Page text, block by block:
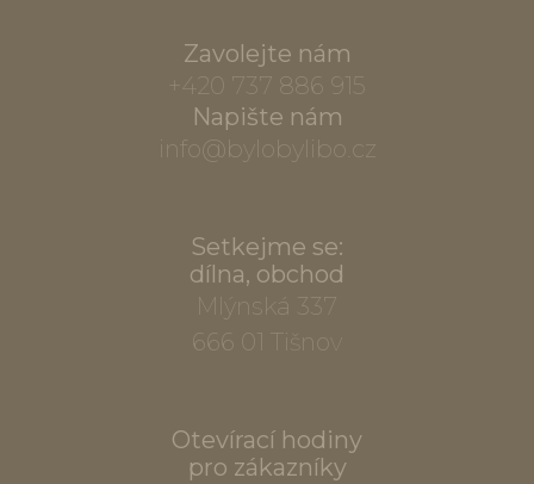
Zavolejte nám
+420 737 886 915
Napište nám
info@bylobylibo.cz
Setkejme se:
dílna, obchod
Mlýnská 337
666 01 Tišnov
Otevírací hodiny
pro zákazníky